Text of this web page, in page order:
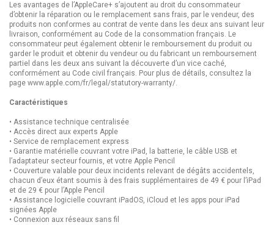
Les avantages de l’AppleCare+ s’ajoutent au droit du consommateur
d’obtenir la réparation ou le remplacement sans frais, par le vendeur, des
produits non conformes au contrat de vente dans les deux ans suivant leur
livraison, conformément au Code de la consommation français. Le
consommateur peut également obtenir le remboursement du produit ou
garder le produit et obtenir du vendeur ou du fabricant un remboursement
partiel dans les deux ans suivant la découverte d’un vice caché,
conformément au Code civil français. Pour plus de détails, consultez la
page www.apple.com/fr/legal/statutory-warranty/.
Caractéristiques
• Assistance technique centralisée
• Accès direct aux experts Apple
• Service de remplacement express
• Garantie matérielle couvrant votre iPad, la batterie, le câble USB et
l’adaptateur secteur fournis, et votre Apple Pencil
• Couverture valable pour deux incidents relevant de dégâts accidentels,
chacun d’eux étant soumis à des frais supplémentaires de 49 € pour l’iPad
et de 29 € pour l’Apple Pencil
• Assistance logicielle couvrant iPadOS, iCloud et les apps pour iPad
signées Apple
• Connexion aux réseaux sans fil